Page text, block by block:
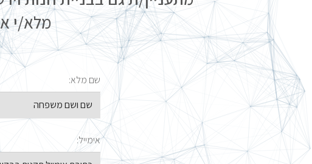
מלא/י
שם מלא:
אימייל: